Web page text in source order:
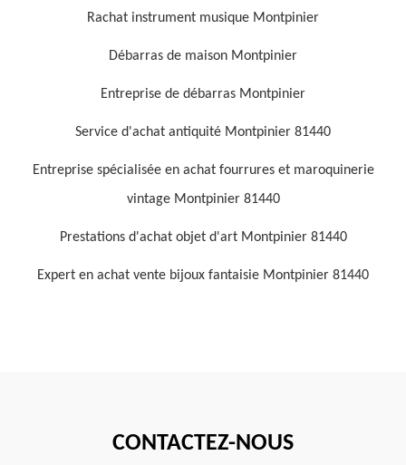
Rachat instrument musique Montpinier
Débarras de maison Montpinier
Entreprise de débarras Montpinier
Service d'achat antiquité Montpinier 81440
Entreprise spécialisée en achat fourrures et maroquinerie
vintage Montpinier 81440
Prestations d'achat objet d'art Montpinier 81440
Expert en achat vente bijoux fantaisie Montpinier 81440
CONTACTEZ-NOUS